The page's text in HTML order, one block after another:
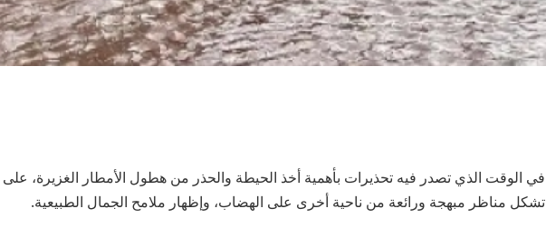
في الوقت الذي تصدر فيه تحذيرات بأهمية أخذ الحيطة والحذر من هطول الأمطار الغزيرة، على
تشكل مناظر مبهجة ورائعة من ناحية أخرى على الهضاب، وإظهار ملامح الجمال الطبيعية.